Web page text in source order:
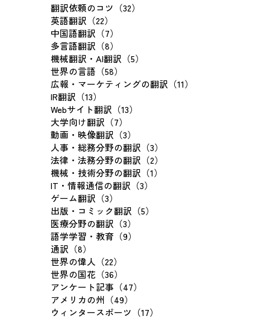
翻訳依頼のコツ（32）
英語翻訳（22）
中国語翻訳（7）
多言語翻訳（8）
機械翻訳・AI翻訳（5）
世界の言語（58）
広報・マーケティングの翻訳（11）
IR翻訳（13）
Webサイト翻訳（13）
大学向け翻訳（7）
動画・映像翻訳（3）
人事・総務分野の翻訳（3）
法律・法務分野の翻訳（2）
機械・技術分野の翻訳（1）
IT・情報通信の翻訳（3）
ゲーム翻訳（3）
出版・コミック翻訳（5）
医療分野の翻訳（3）
語学学習・教育（9）
通訳（8）
世界の偉人（22）
世界の国花（36）
アンケート記事（47）
アメリカの州（49）
ウィンタースポーツ（17）